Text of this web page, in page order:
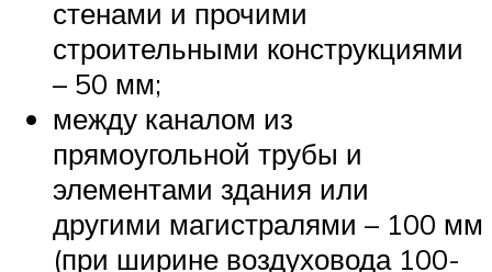
стенами и прочими
строительными конструкциями
– 50 мм;
между каналом из
прямоугольной трубы и
элементами здания или
другими магистралями – 100 мм
(при ширине воздуховода 100-